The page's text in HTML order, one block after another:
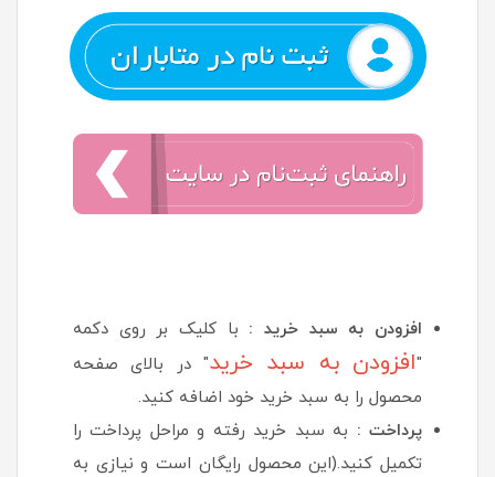
افزودن به سبد خرید : با کلیک بر روی دکمه
"افزودن به سبد خرید" در بالای صفحه
محصول را به سبد خرید خود اضافه کنید.
پرداخت : به سبد خرید رفته و مراحل پرداخت را
تکمیل کنید.(این محصول رایگان است و نیازی به